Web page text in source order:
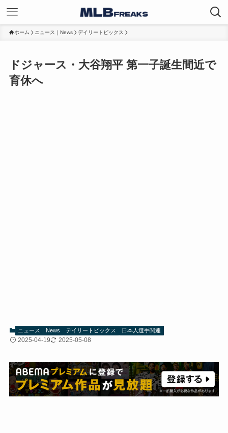
ホーム ニュース｜News デイリートピックス
ドジャース・大谷翔平 第一子誕生間近で
育休へ
ニュース｜News デイリートピックス 日本人選手関連
2025-04-19 2025-05-08